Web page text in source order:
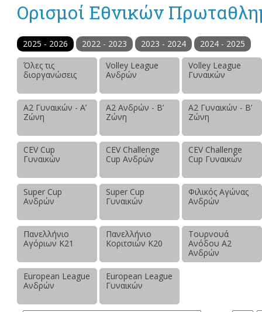
Ορισμοί Εθνικών
2025 - 2026 2022 - 2023 2023 - 2024
2024 - 2025
Όλες τις
διοργανώσεις
Volley League
Ανδρών
Volley League
Γυναικών
Α2 Γυναικών - Α’
Ζώνη
Α2 Ανδρών - Β’
Ζώνη
Α2 Γυναικών - Β’
Ζώνη
CEV Cup
Γυναικών
CEV Challenge
Cup Ανδρών
CEV Challenge
Cup Γυναικών
Super Cup
Ανδρών
Super Cup
Γυναικών
Φιλικός Αγώνας
Ανδρών
Πανελλήνιο
Αγόριων Κ21
Πανελλήνιο
Κοριτσιών Κ20
Τουρνουά
Ανόδου Α2
Ανδρών
European League
Ανδρών
European League
Γυναικών